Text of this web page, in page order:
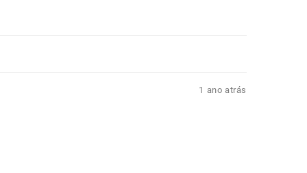
1 ano atrás